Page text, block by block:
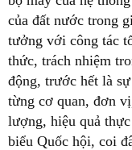
của đất nước trong
tưởng với công tác
thức, trách nhiệm
động, trước hết là
từng cơ quan, đơn
lượng, hiệu quả
biểu Quốc hội, coi